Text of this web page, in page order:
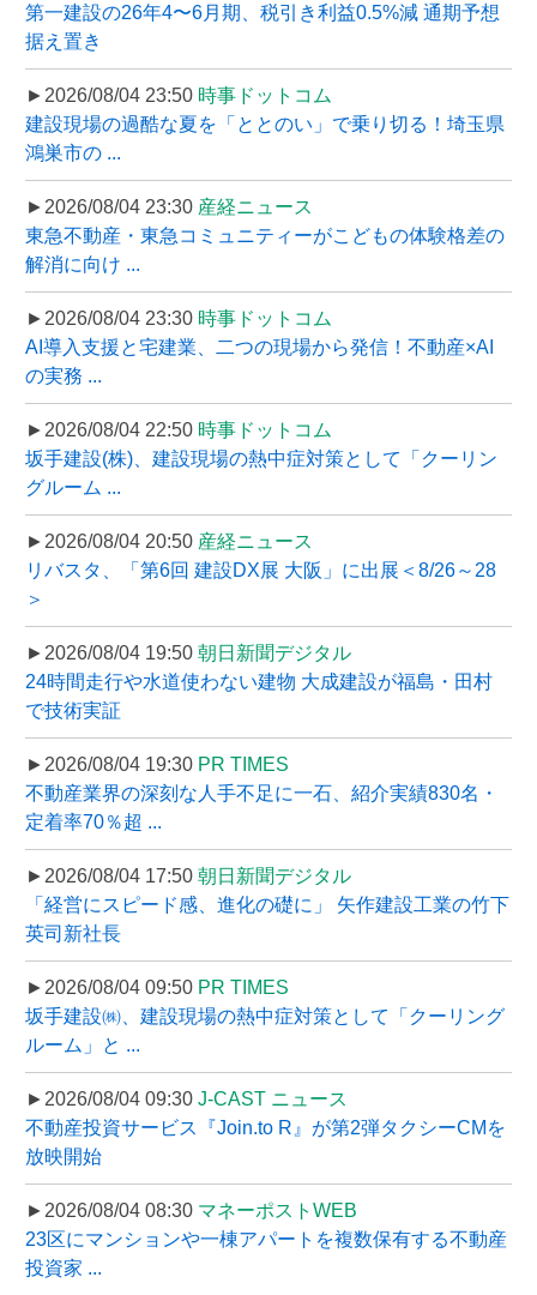
第一建設の26年4〜6月期、税引き利益0.5%減 通期予想
据え置き
►2026/08/04 23:50 時事ドットコム
建設現場の過酷な夏を「ととのい」で乗り切る！埼玉県
鴻巣市の ...
►2026/08/04 23:30 産経ニュース
東急不動産・東急コミュニティーがこどもの体験格差の
解消に向け ...
►2026/08/04 23:30 時事ドットコム
AI導入支援と宅建業、二つの現場から発信！不動産×AI
の実務 ...
►2026/08/04 22:50 時事ドットコム
坂手建設(株)、建設現場の熱中症対策として「クーリン
グルーム ...
►2026/08/04 20:50 産経ニュース
リバスタ、「第6回 建設DX展 大阪」に出展＜8/26～28
＞
►2026/08/04 19:50 朝日新聞デジタル
24時間走行や水道使わない建物 大成建設が福島・田村
で技術実証
►2026/08/04 19:30 PR TIMES
不動産業界の深刻な人手不足に一石、紹介実績830名・
定着率70％超 ...
►2026/08/04 17:50 朝日新聞デジタル
「経営にスピード感、進化の礎に」 矢作建設工業の竹下
英司新社長
►2026/08/04 09:50 PR TIMES
坂手建設㈱、建設現場の熱中症対策として「クーリング
ルーム」と ...
►2026/08/04 09:30 J-CAST ニュース
不動産投資サービス『Join.to R』が第2弾タクシーCMを
放映開始
►2026/08/04 08:30 マネーポストWEB
23区にマンションや一棟アパートを複数保有する不動産
投資家 ...